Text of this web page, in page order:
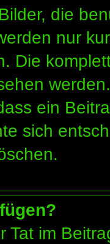
die
nur
Die
ein
sich
Tat im